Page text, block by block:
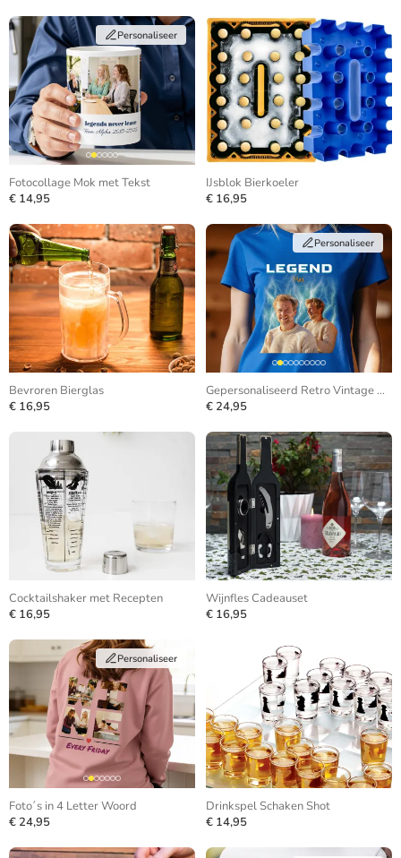
Personaliseer
Fotocollage Mok met Tekst
€ 14,95
IJsblok Bierkoeler
€ 16,95
Bevroren Bierglas
€ 16,95
Personaliseer
Gepersonaliseerd Retro Vintage Bootleg T-shirt
€ 24,95
Cocktailshaker met Recepten
€ 16,95
Wijnfles Cadeauset
€ 16,95
Personaliseer
Foto´s in 4 Letter Woord
€ 24,95
Drinkspel Schaken Shot
€ 14,95